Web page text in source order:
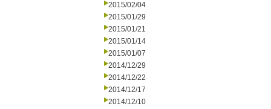
2015/02/04
2015/01/29
2015/01/21
2015/01/14
2015/01/07
2014/12/29
2014/12/22
2014/12/17
2014/12/10